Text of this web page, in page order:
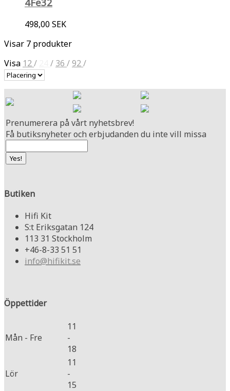
498,00 SEK
Visar 7 produkter
Visa 12/ / 36 /92/
Prenumerera på vårt nyhetsbrev!
Få butiksnyheter och erbjudanden du inte vill missa
Butiken
Hifi Kit
S:t Eriksgatan 124
113 31 Stockholm
+46-8-33 51 51
info@hifikit.se
Öppettider
Mån - Fre
11
-
18
Lör
11
-
15